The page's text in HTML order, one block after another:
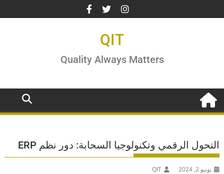
to
QIT
Quality Always Matters
التحول الرقمي وتكنولوجيا السحابة: دور نظم ERP
يونيو 2, 2024 QIT